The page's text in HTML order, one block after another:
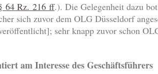
64 Rz. 216 ff.). Die Gelegenheit dazu
sich zuvor dem OLG Düsseldorf
sehr knapp zuvor schon
am Interesse des Geschäftsführers